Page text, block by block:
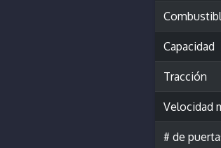
Capacidad
Tracción
Velocidad
# de